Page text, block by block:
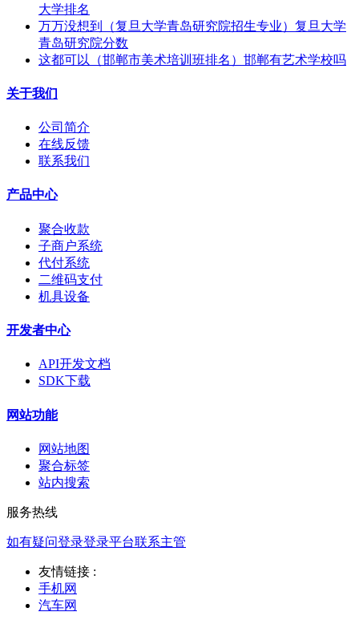
大学排名
万万没想到（复旦大学青岛研究院招生专业）复旦大学
青岛研究院分数
这都可以（邯郸市美术培训班排名）邯郸有艺术学校吗
关于我们
公司简介
在线反馈
联系我们
产品中心
聚合收款
子商户系统
代付系统
二维码支付
机具设备
开发者中心
API开发文档
SDK下载
网站功能
网站地图
聚合标签
站内搜索
服务热线
如有疑问登录登录平台联系主管
友情链接 :
手机网
汽车网